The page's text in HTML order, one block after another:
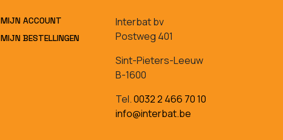
MIJN ACCOUNT
MIJN BESTELLINGEN
Interbat bv
Postweg 401
Sint-Pieters-Leeuw
B-1600
Tel.0032 2 466 70 10
info@interbat.be